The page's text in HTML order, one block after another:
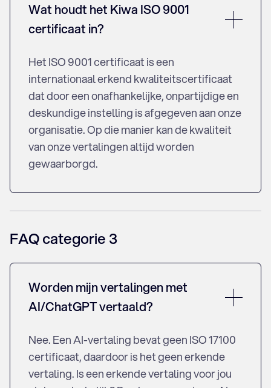
Juridisch vertaalbureau
Commercieel vertaalbureau
HR- en uitzendbureaus
AI-vertalingen
Jaarpakket aan vertalingen
Algemene voorwaarden vertalen
App laten vertalen
Boek vertalen
Arbeids contracten vertalen
Catalogus vertalen
Handleidingen vertalen
Certificaat vertalen
Processtukken vertalen
ICT vertaling
Wat houdt het Kiwa ISO 9001
certificaat in?
Het ISO 9001 certificaat is een
internationaal erkend kwaliteitscertificaat
dat door een onafhankelijke, onpartijdige en
deskundige instelling is afgegeven aan onze
organisatie. Op die manier kan de kwaliteit
van onze vertalingen altijd worden
gewaarborgd.
FAQ categorie 3
Worden mijn vertalingen met
AI/ChatGPT vertaald?
Nee. Een AI-vertaling bevat geen ISO 17100
certificaat, daardoor is het geen erkende
vertaling. Is een erkende vertaling voor jou